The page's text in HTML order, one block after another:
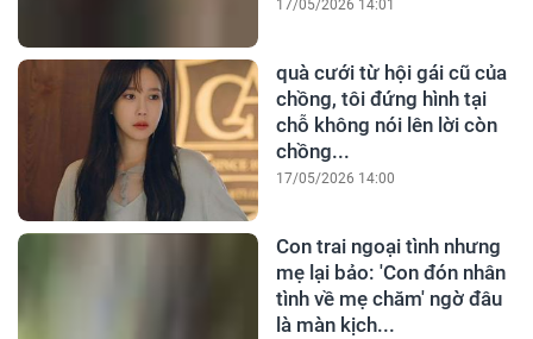
17/05/2026 14:01
quà cưới từ hội gái cũ của
chồng, tôi đứng hình tại
chỗ không nói lên lời còn
chồng...
17/05/2026 14:00
Con trai ngoại tình nhưng
mẹ lại bảo: 'Con đón nhân
tình về mẹ chăm' ngờ đâu
là màn kịch...